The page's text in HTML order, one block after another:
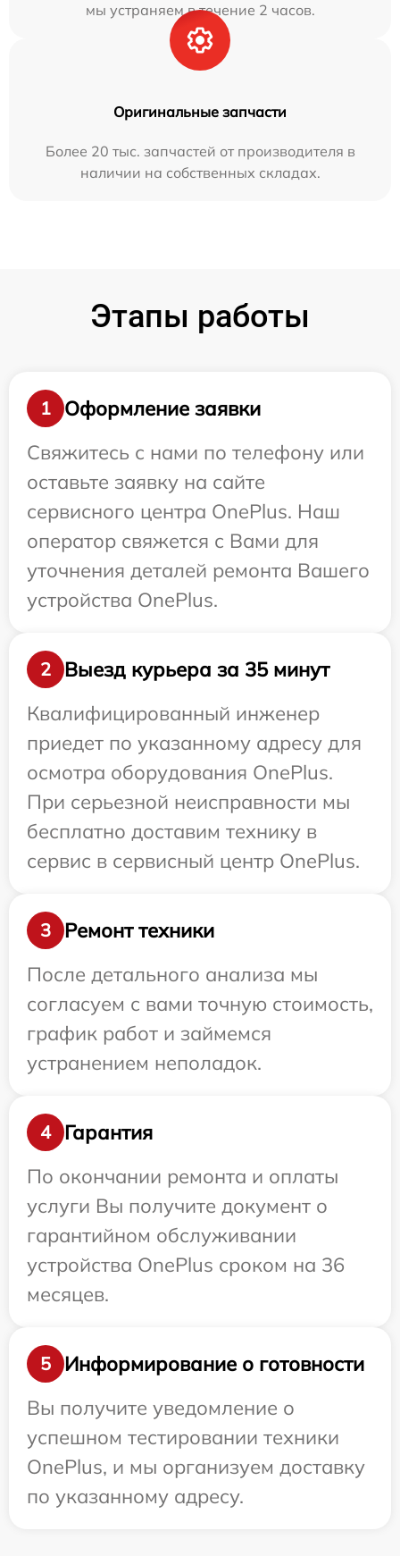
мы устраняем в течение 2 часов.
Оригинальные запчасти
Более 20 тыс. запчастей от производителя в
наличии на собственных складах.
Этапы работы
1
Оформление заявки
Свяжитесь с нами по телефону или
оставьте заявку на сайте
сервисного центра OnePlus. Наш
оператор свяжется с Вами для
уточнения деталей ремонта Вашего
устройства OnePlus.
2
Выезд курьера за 35 минут
Квалифицированный инженер
приедет по указанному адресу для
осмотра оборудования OnePlus.
При серьезной неисправности мы
бесплатно доставим технику в
сервис в сервисный центр OnePlus.
3
Ремонт техники
После детального анализа мы
согласуем с вами точную стоимость,
график работ и займемся
устранением неполадок.
4
Гарантия
По окончании ремонта и оплаты
услуги Вы получите документ о
гарантийном обслуживании
устройства OnePlus сроком на 36
месяцев.
5
Информирование о готовности
Вы получите уведомление о
успешном тестировании техники
OnePlus, и мы организуем доставку
по указанному адресу.